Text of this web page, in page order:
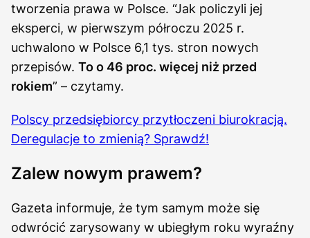
tworzenia prawa w Polsce. “Jak policzyli jej
eksperci, w pierwszym półroczu 2025 r.
uchwalono w Polsce 6,1 tys. stron nowych
przepisów. To o 46 proc. więcej niż przed
rokiem” – czytamy.
Polscy przedsiębiorcy przytłoczeni biurokracją.
Deregulacje to zmienią? Sprawdź!
Zalew nowym prawem?
Gazeta informuje, że tym samym może się
odwrócić zarysowany w ubiegłym roku wyraźny